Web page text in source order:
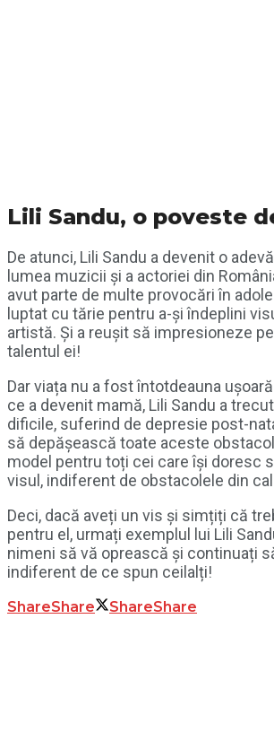
Lili Sandu, o poveste
De atunci, Lili Sandu a devenit o
lumea muzicii și a actoriei din
avut parte de multe provocări în
luptat cu tărie pentru a-și îndeplini
artistă. Și a reușit să impresioneze
talentul ei!
Dar viața nu a fost întotdeauna
ce a devenit mamă, Lili Sandu a
dificile, suferind de depresie post-
să depășească toate aceste
model pentru toți cei care își doresc
visul, indiferent de obstacolele din
Deci, dacă aveți un vis și simțiți că
pentru el, urmați exemplul lui Lili
nimeni să vă oprească și continuați
indiferent de ce spun ceilalți!
ShareShare ShareShare